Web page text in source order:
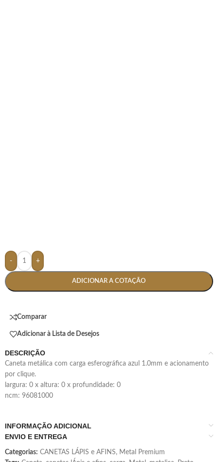
- +
ADICIONAR A COTAÇÃO
Comparar
Adicionar à Lista de Desejos
DESCRIÇÃO
caneta metálica com carga esferográfica azul 1.0mm e acionamento
por clique.
largura: 0 x altura: 0 x profundidade: 0
ncm: 96081000
INFORMAÇÃO ADICIONAL
ENVIO E ENTREGA
Categorias: CANETAS LÁPIS e AFINS, Metal Premium